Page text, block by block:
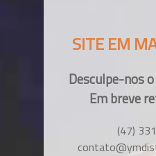
SITE EM
Desculpe-nos
Em breve
(47)